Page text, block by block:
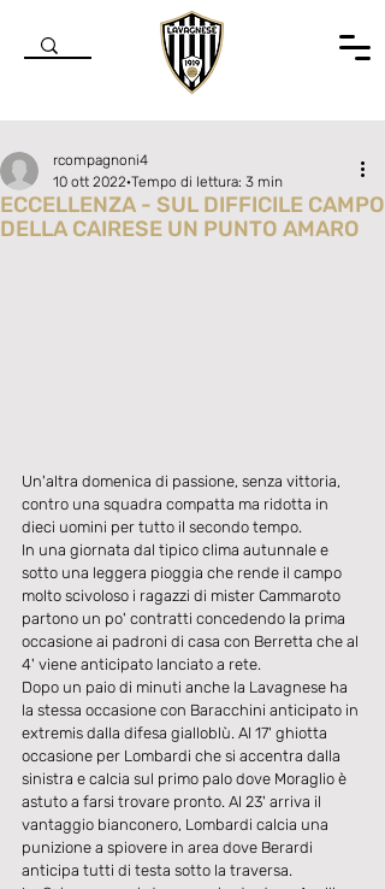
ECCELLENZA - SUL DIFFICILE CAMPO
DELLA CAIRESE UN PUNTO AMARO
rcompagnoni4
10 ott 2022 Tempo di lettura: 3 min
Un'altra domenica di passione, senza vittoria,
contro una squadra compatta ma ridotta in
dieci uomini per tutto il secondo tempo.
In una giornata dal tipico clima autunnale e
sotto una leggera pioggia che rende il campo
molto scivoloso i ragazzi di mister Cammaroto
partono un po' contratti concedendo la prima
occasione ai padroni di casa con Berretta che al
4' viene anticipato lanciato a rete.
Dopo un paio di minuti anche la Lavagnese ha
la stessa occasione con Baracchini anticipato in
extremis dalla difesa gialloblù. Al 17' ghiotta
occasione per Lombardi che si accentra dalla
sinistra e calcia sul primo palo dove Moraglio è
astuto a farsi trovare pronto. Al 23' arriva il
vantaggio bianconero, Lombardi calcia una
punizione a spiovere in area dove Berardi
anticipa tutti di testa sotto la traversa.